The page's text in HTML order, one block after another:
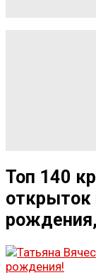
Топ 140
открыток